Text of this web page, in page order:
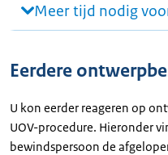
Meer tijd nodig
Eerdere
U kon eerder reageren op
UOV-procedure. Hieronder
bewindspersoon de